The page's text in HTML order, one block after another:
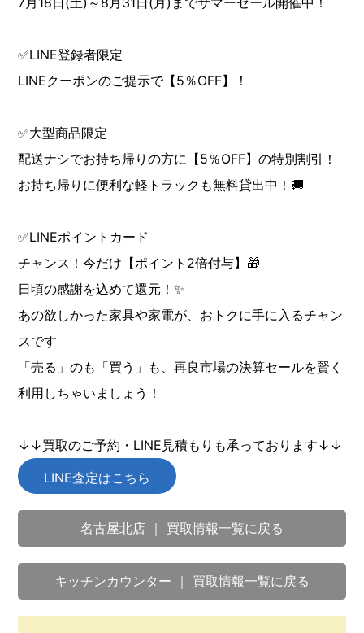
✅LINE登録者限定
LINEクーポンのご提示で【5％OFF】！
✅大型商品限定
配送ナシでお持ち帰りの方に【5％OFF】の特別割引！
お持ち帰りに便利な軽トラックも無料貸出中！🚚
✅LINEポイントカード
チャンス！今だけ【ポイント2倍付与】🎁
日頃の感謝を込めて還元！✨
あの欲しかった家具や家電が、おトクに手に入るチャン
スです
「売る」のも「買う」も、再良市場の決算セールを賢く
利用しちゃいましょう！
↓↓買取のご予約・LINE見積もりも承っております↓↓
LINE査定はこちら
名古屋北店 ｜ 買取情報一覧に戻る
キッチンカウンター ｜ 買取情報一覧に戻る